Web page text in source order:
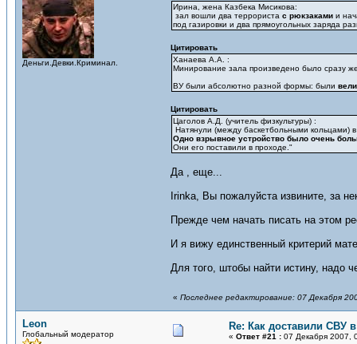
Деньги.Девки.Криминал.
Ирина, жена Казбека Мисикова:
зал вошли два террориста с рюкзаками и
под газировки и два прямоугольных заряда
Цитировать
Ханаева А.А. :
Минирование зала произведено было сразу
ВУ были абсолютно разной формы: были
Цитировать
Цаголов А.Д. (учитель физкультуры) :
Натянули (между баскетбольными кольцами)
Одно взрывное устройство было очень
Они его поставили в проходе."
Да , еще...
Irinka, Вы пожалуйста извините, за
Прежде чем начать писать на этом
И я вижу единственный критерий
Для того, штобы найти истину, надо
« Последнее редактирование: 07 Декабря
Leon
Глобальный модератор
Re: Как доставили СВУ
« Ответ #21 : 07 Декабря 2007,